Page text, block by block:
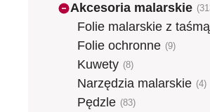
Akcesoria malarskie
Folie malarskie z taśmą
Folie ochronne (9)
Kuwety (8)
Narzędzia malarskie (4)
Pędzle (83)